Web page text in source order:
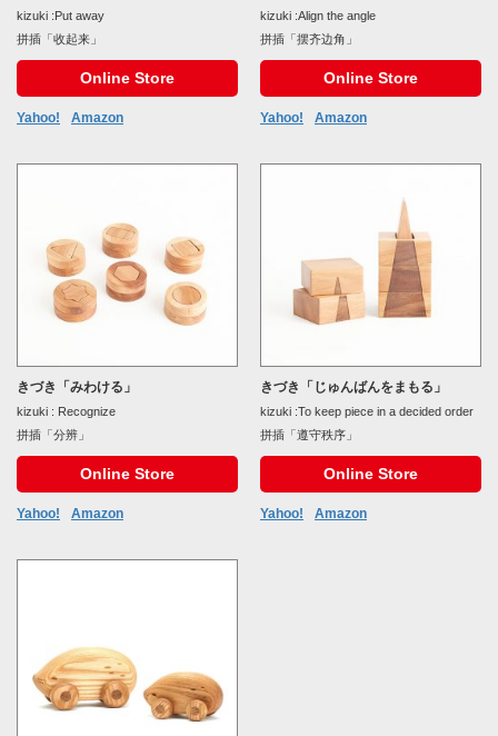
kizuki :Put away
拼插「收起来」
Online Store
Yahoo! Amazon
kizuki :Align the angle
拼插「摆齐边角」
Online Store
Yahoo! Amazon
きづき「みわける」
kizuki : Recognize
拼插「分辨」
Online Store
Yahoo! Amazon
きづき「じゅんばんをまもる」
kizuki :To keep piece in a decided order
拼插「遵守秩序」
Online Store
Yahoo! Amazon